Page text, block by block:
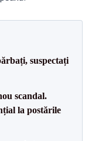
suspectați
scandal.
la postările